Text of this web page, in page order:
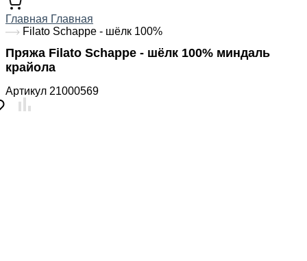
Главная Главная
Filato Schappe - шёлк 100%
Пряжа Filato Schappe - шёлк 100% миндаль
крайола
Артикул 21000569